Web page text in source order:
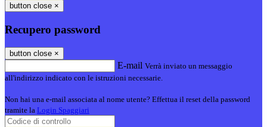
button close ×
Recupero password
button close ×
E-mail Verrà inviato un messaggio
all'indirizzo indicato con le istruzioni necessarie.
Non hai una e-mail associata al nome utente? Effettua il reset della password
tramite la Login Spaggiari